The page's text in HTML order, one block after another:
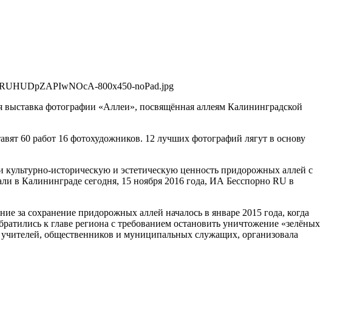
800x450-noPad.jpg
выставка фотографии «Аллеи», посвящённая аллеям Калининградской
60 работ 16 фотохудожников. 12 лучших фотографий лягут в основу
культурно-историческую и эстетическую ценность придорожных аллей с
в Калининграде сегодня, 15 ноября 2016 года, ИА Бесспорно RU в
за сохранение придорожных аллей началось в январе 2015 года, когда
к главе региона с требованием остановить уничтожение «зелёных
общественников и муниципальных служащих, организовала